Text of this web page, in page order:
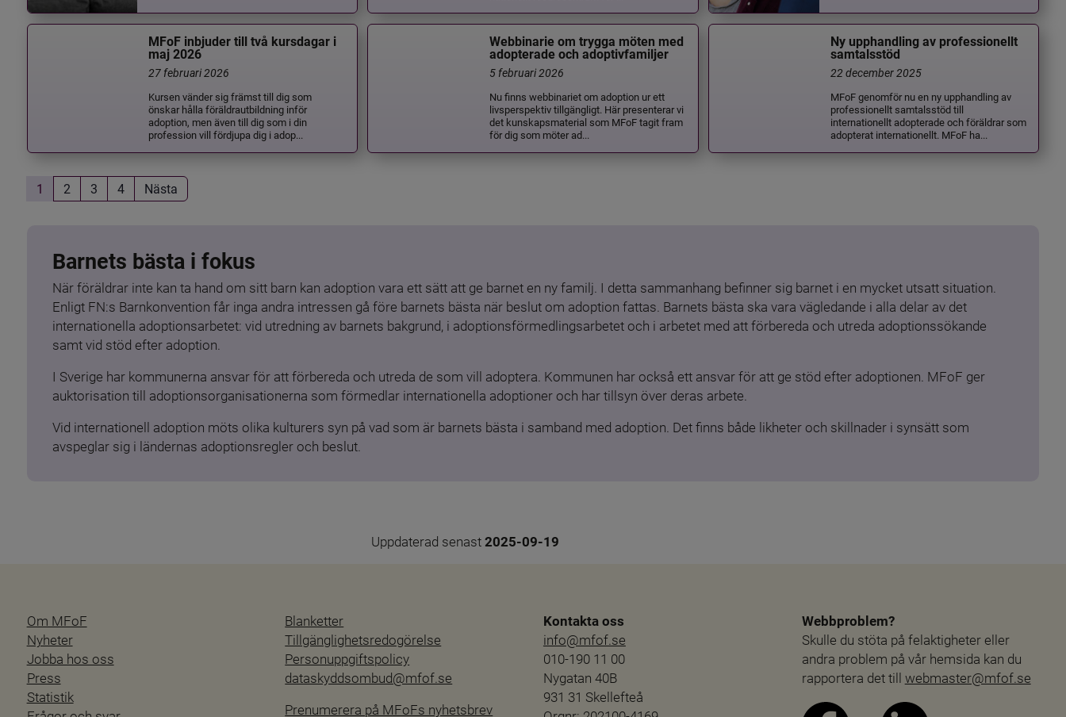
MFoF inbjuder till två kursdagar i
maj 2026
27 februari 2026
Kursen vänder sig främst till dig som
önskar hålla föräldrautbildning inför
adoption, men även till dig som i din
profession vill fördjupa dig i adop...
Webbinarie om trygga möten med
adopterade och adoptivfamiljer
5 februari 2026
Nu finns webbinariet om adoption ur ett
livsperspektiv tillgängligt. Här presenterar vi
det kunskapsmaterial som MFoF tagit fram
för dig som möter ad...
Ny upphandling av professionellt
samtalsstöd
22 december 2025
MFoF genomför nu en ny upphandling av
professionellt samtalsstöd till
internationellt adopterade och föräldrar som
adopterat internationellt. MFoF ha...
1 2 3 4 Nästa
Barnets bästa i fokus
När föräldrar inte kan ta hand om sitt barn kan adoption vara ett sätt att ge barnet en ny familj. I detta sammanhang befinner sig barnet i en mycket utsatt situation.
Enligt FN:s Barnkonvention får inga andra intressen gå före barnets bästa när beslut om adoption fattas. Barnets bästa ska vara vägledande i alla delar av det
internationella adoptionsarbetet: vid utredning av barnets bakgrund, i adoptionsförmedlingsarbetet och i arbetet med att förbereda och utreda adoptionssökande
samt vid stöd efter adoption.
I Sverige har kommunerna ansvar för att förbereda och utreda de som vill adoptera. Kommunen har också ett ansvar för att ge stöd efter adoptionen. MFoF ger
auktorisation till adoptionsorganisationerna som förmedlar internationella adoptioner och har tillsyn över deras arbete.
Vid internationell adoption möts olika kulturers syn på vad som är barnets bästa i samband med adoption. Det finns både likheter och skillnader i synsätt som
avspeglar sig i ländernas adoptionsregler och beslut.
Uppdaterad senast 2025-09-19
Om MFoF
Nyheter
Jobba hos oss
Press
Statistik
Blanketter
Tillgänglighetsredogörelse
Personuppgiftspolicy
dataskyddsombud@mfof.se
Prenumerera på MFoFs nyhetsbrev
Kontakta oss
info@mfof.se
010-190 11 00
Nygatan 40B
931 31 Skellefteå
Webbproblem?
Skulle du stöta på felaktigheter eller
andra problem på vår hemsida kan du
rapportera det till webmaster@mfof.se